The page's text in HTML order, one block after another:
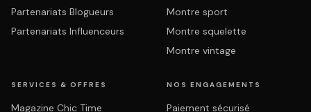
Partenariats Blogueurs
Partenariats Influenceurs
Montre sport
Montre squelette
Montre vintage
SERVICES & OFFRES
Magazine Chic Time
NOS ENGAGEMENTS
Paiement sécurisé